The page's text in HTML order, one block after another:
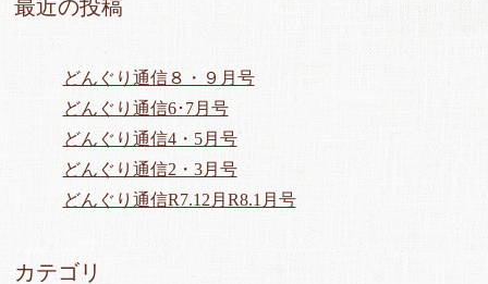
最近の投稿
どんぐり通信８・９月号
どんぐり通信6･7月号
どんぐり通信4・5月号
どんぐり通信2・3月号
どんぐり通信R7.12月R8.1月号
カテゴリ